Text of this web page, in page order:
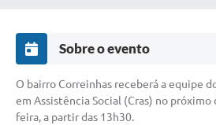
Sobre o evento
O bairro Correinhas receberá a equipe
em Assistência Social (Cras) no
feira, a partir das 13h30.